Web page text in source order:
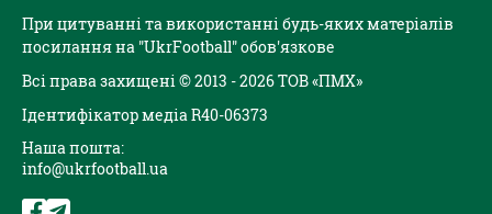
При цитуванні та використанні будь-яких матеріалів
посилання на "UkrFootball" обов'язкове
Всі права захищені © 2013 - 2026 ТОВ «ПМХ»
Ідентифікатор медіа R40-06373
Наша пошта:
info@ukrfootball.ua